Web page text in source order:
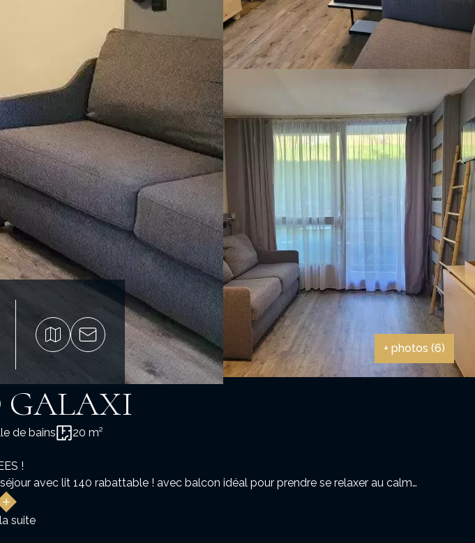
+ photos (6)
GALAXI
de bains
20 m²
!
avec lit 140 rabattable ! avec balcon idéal pour prendre se relaxer au calme
suite